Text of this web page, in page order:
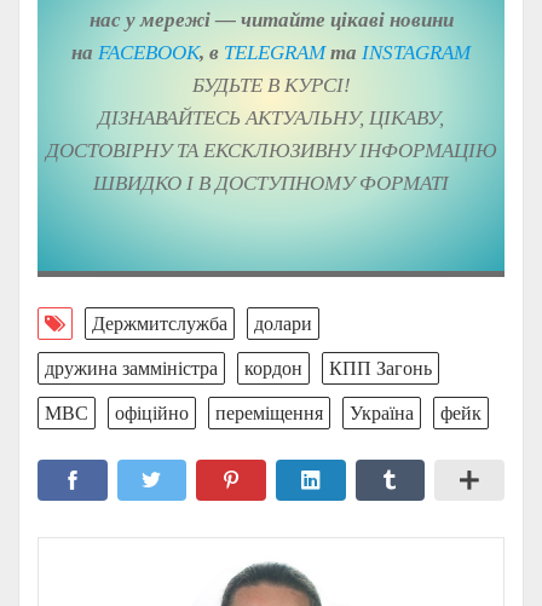
нас у мережі — читайте цікаві новини
на FACEBOOK, в TELEGRAMта ІNSTAGRAM
БУДЬТЕ В КУРСІ!
ДІЗНАВАЙТЕСЬ АКТУАЛЬНУ, ЦІКАВУ,
ДОСТОВІРНУ ТА ЕКСКЛЮЗИВНУ ІНФОРМАЦІЮ
ШВИДКО І В ДОСТУПНОМУ ФОРМАТІ
Держмитслужба долари
дружина замміністра кордон КПП Загонь
МВС офіційно переміщення Україна фейк